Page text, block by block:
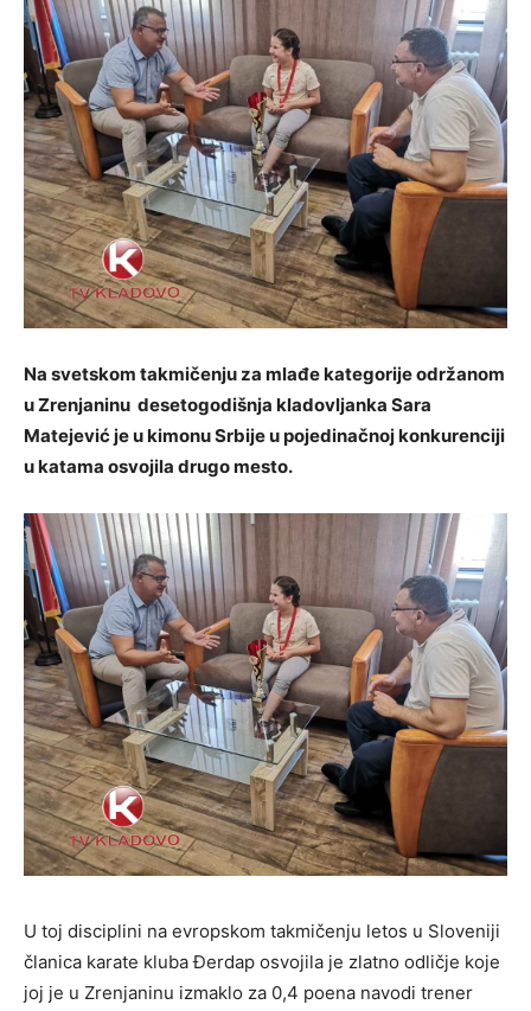
Na svetskom takmičenju za mlađe kategorije održanom
u Zrenjaninu desetogodišnja kladovljanka Sara
Matejević je u kimonu Srbije u pojedinačnoj konkurenciji
u katama osvojila drugo mesto.
U toj disciplini na evropskom takmičenju letos u Sloveniji
članica karate kluba Đerdap osvojila je zlatno odličje koje
joj je u Zrenjaninu izmaklo za 0,4 poena navodi trener